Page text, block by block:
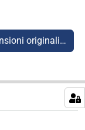
originali…